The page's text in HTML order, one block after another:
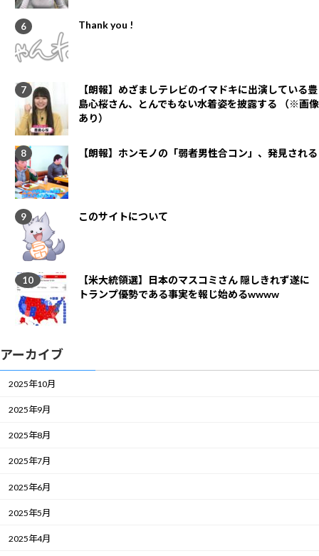
Thank you !
【朗報】めざましテレビのイマドキに出演している豊
島心桜さん、とんでもない水着姿を披露する （※画像
あり）
【朗報】ホンモノの「弱者男性合コン」、発見される
このサイトについて
【米大統領選】日本のマスコミさん 隠しきれず遂に
トランプ優勢である事実を報じ始めるwwww
アーカイブ
2025年10月
2025年9月
2025年8月
2025年7月
2025年6月
2025年5月
2025年4月